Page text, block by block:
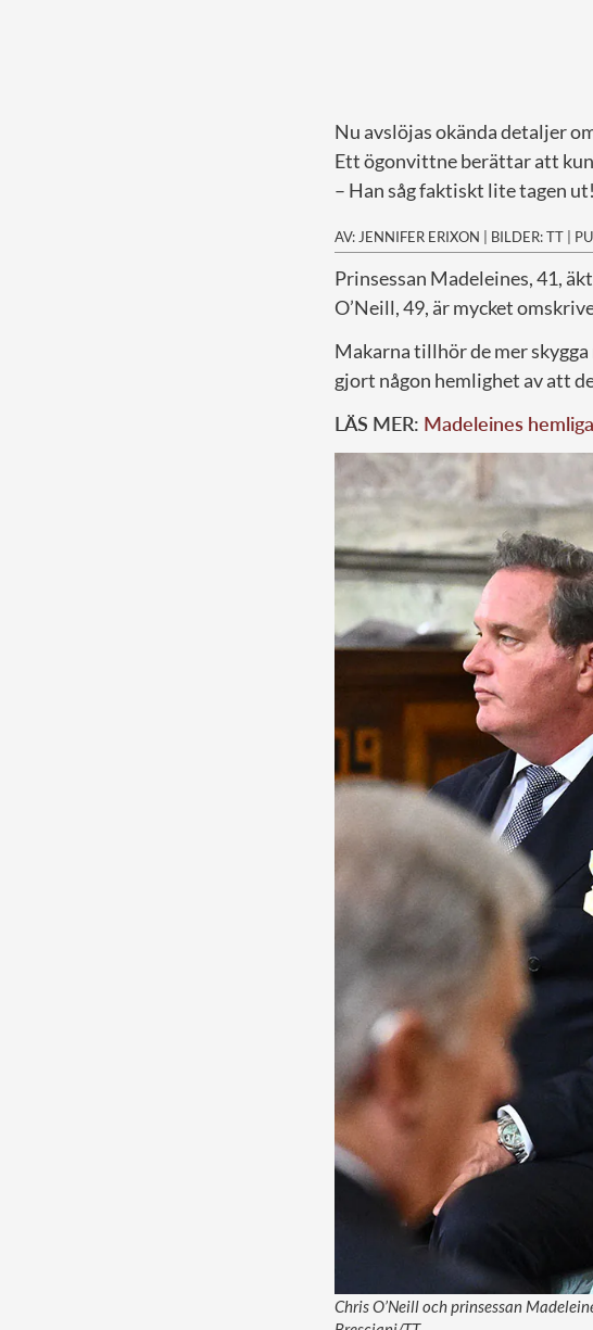
Nu avslöjas okända detaljer
Ett ögonvittne berättar att
– Han såg faktiskt lite tagen ut!
AV: JENNIFER ERIXON | BILDER: TT |
Prinsessan Madeleines, 41,
O’Neill, 49, är mycket
Makarna tillhör de mer
gjort någon hemlighet av att
LÄS MER: Madeleines
Chris O’Neill och prinsessan